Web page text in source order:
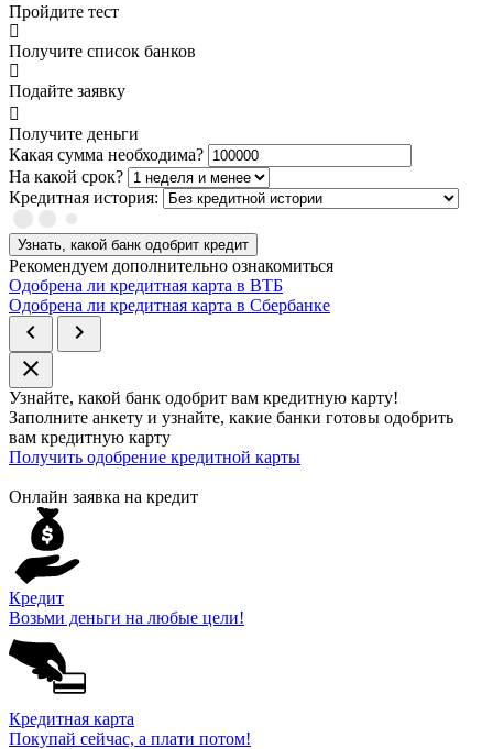
Пройдите тест
Получите список банков
Подайте заявку
Получите деньги
Какая сумма необходима?
На какой срок?
Кредитная история:
Узнать, какой банк одобрит кредит
Рекомендуем дополнительно ознакомиться
Одобрена ли кредитная карта в ВТБ
Одобрена ли кредитная карта в Сбербанке
chevron_left
chevron_right
close
Узнайте, какой банк одобрит вам кредитную карту!
Заполните анкету и узнайте, какие банки готовы одобрить
вам кредитную карту
Получить одобрение кредитной карты
Онлайн заявка на кредит
Кредит
Возьми деньги на любые цели!
Кредитная карта
Покупай сейчас, а плати потом!